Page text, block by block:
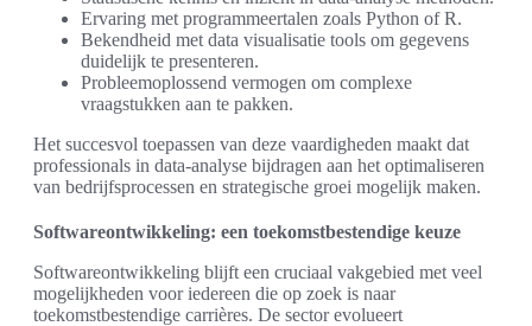
Ervaring met programmeertalen zoals Python of R.
Bekendheid met data visualisatie tools om gegevens
duidelijk te presenteren.
Probleemoplossend vermogen om complexe
vraagstukken aan te pakken.
Het succesvol toepassen van deze vaardigheden maakt dat
professionals in data-analyse bijdragen aan het optimaliseren
van bedrijfsprocessen en strategische groei mogelijk maken.
Softwareontwikkeling: een toekomstbestendige keuze
Softwareontwikkeling blijft een cruciaal vakgebied met veel
mogelijkheden voor iedereen die op zoek is naar
toekomstbestendige carrières. De sector evolueert